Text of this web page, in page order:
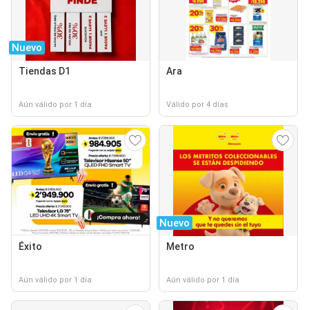
Nuevo
Tiendas D1
Aún válido por 1 día
Ara
Válido por 4 días
Éxito
Aún válido por 1 día
Nuevo
Metro
Aún válido por 1 día